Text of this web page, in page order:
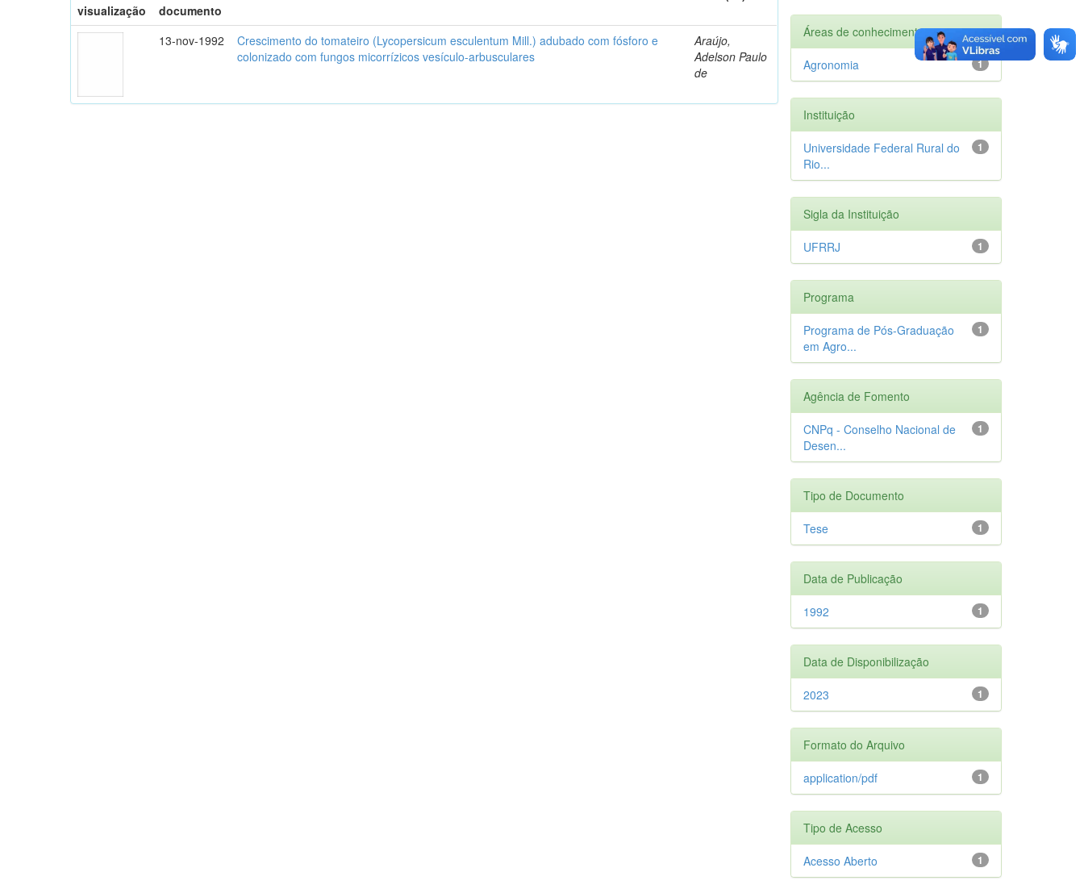
visualização
documento
13-nov-1992
Crescimento do tomateiro (Lycopersicum esculentum Mill.) adubado com fósforo e
colonizado com fungos micorrízicos vesículo-arbusculares
Araújo,
Adelson Paulo
de
Áreas de conhecimento
1
Agronomia
Instituição
1
Universidade Federal Rural do
Rio...
Sigla da Instituição
1
UFRRJ
Programa
1
Programa de Pós-Graduação
em Agro...
Agência de Fomento
1
CNPq - Conselho Nacional de
Desen...
Tipo de Documento
1
Tese
Data de Publicação
1
1992
Data de Disponibilização
1
2023
Formato do Arquivo
1
application/pdf
Tipo de Acesso
1
Acesso Aberto